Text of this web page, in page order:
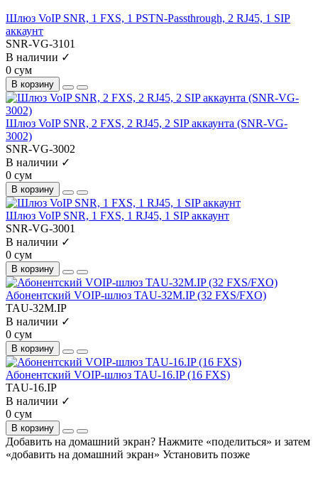
Шлюз VoIP SNR, 1 FXS, 1 PSTN-Passthrough, 2 RJ45, 1 SIP
аккаунт
SNR-VG-3101
В наличии ✓
0 сум
В корзину
Шлюз VoIP SNR, 2 FXS, 2 RJ45, 2 SIP аккаунта (SNR-VG-
3002)
SNR-VG-3002
В наличии ✓
0 сум
В корзину
Шлюз VoIP SNR, 1 FXS, 1 RJ45, 1 SIP аккаунт
SNR-VG-3001
В наличии ✓
0 сум
В корзину
Абонентский VOIP-шлюз TAU-32М.IP (32 FXS/FXO)
TAU-32М.IP
В наличии ✓
0 сум
В корзину
Абонентский VOIP-шлюз TAU-16.IP (16 FXS)
TAU-16.IP
В наличии ✓
0 сум
В корзину
Добавить на домашний экран? Нажмите «поделиться» и затем
«добавить на домашний экран» Установить позже